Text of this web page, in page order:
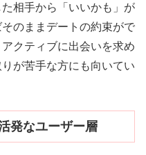
相手から「いいかも」が
のままデートの約束がで
クティブに出会いを求め
が苦手な方にも向いてい
発なユーザー層